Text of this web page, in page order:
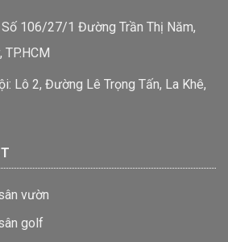
106/27/1 Đường Trần Thị Năm,
TP.HCM
Lô 2, Đường Lê Trọng Tấn, La Khê,
vườn
golf